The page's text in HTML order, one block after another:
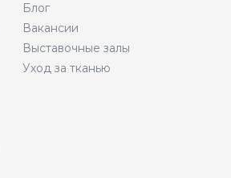
Блог
Вакансии
Выставочные залы
Уход за тканью